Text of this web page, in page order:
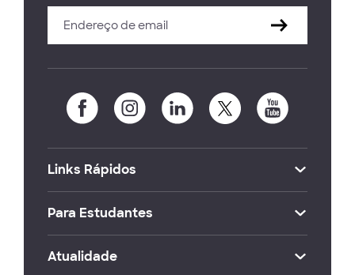
Links Rápidos
Para Estudantes
Atualidade